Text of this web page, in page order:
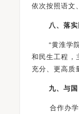
依次按照语文
八、 落
“黄淮学院
和民生工程，
充分、更高质
九、 与
合作办学是